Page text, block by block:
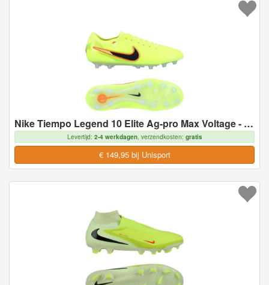
Nike Tiempo Legend 10 Elite Ag-pro Max Voltage - Neon/zwart - Kunstgras (Ag), maat 40½
Levertijd: 2-4 werkdagen, verzendkosten: gratis
€ 149,95 bij Unisport